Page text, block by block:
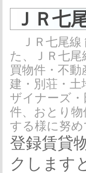
ＪＲ七
ＪＲ七尾線
た、ＪＲ七
買物件・不
建・別荘・
ザイナーズ
件、おとり
する様に努め
登録賃貸
クします